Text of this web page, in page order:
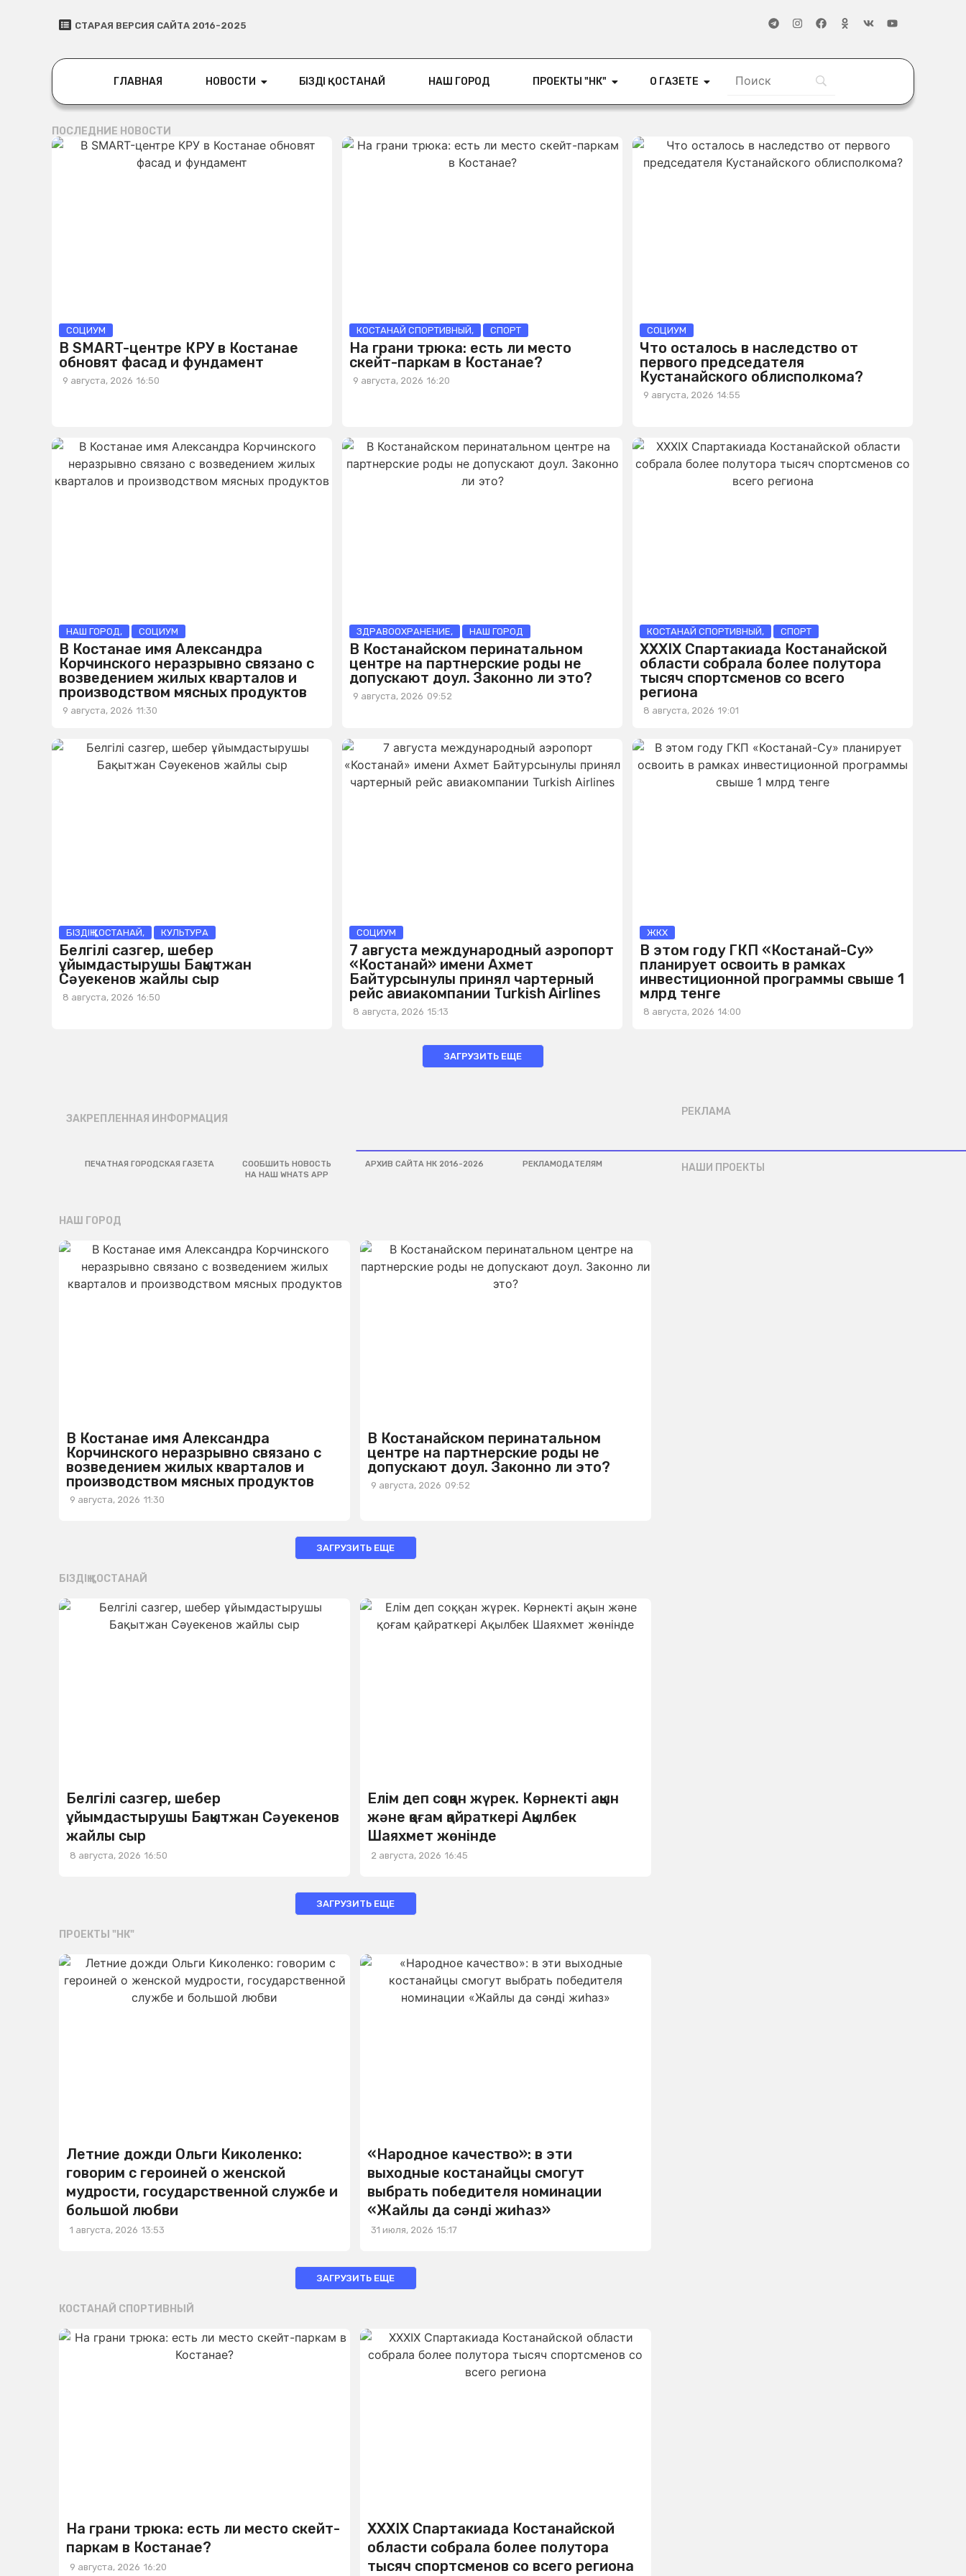
СТАРАЯ ВЕРСИЯ САЙТА 2016-2025
ГЛАВНАЯ НОВОСТИ БІЗДІҢ ҚОСТАНАЙ НАШ ГОРОД ПРОЕКТЫ "НК" О ГАЗЕТЕ
ПОСЛЕДНИЕ НОВОСТИ
СОЦИУМ
В SMART-центре КРУ в Костанае
обновят фасад и фундамент
9 августа, 2026 16:50
КОСТАНАЙ СПОРТИВНЫЙ, СПОРТ
На грани трюка: есть ли место
скейт-паркам в Костанае?
9 августа, 2026 16:20
СОЦИУМ
Что осталось в наследство от
первого председателя
Кустанайского облисполкома?
9 августа, 2026 14:55
НАШ ГОРОД, СОЦИУМ
В Костанае имя Александра
Корчинского неразрывно связано с
возведением жилых кварталов и
производством мясных продуктов
9 августа, 2026 11:30
ЗДРАВООХРАНЕНИЕ, НАШ ГОРОД
В Костанайском перинатальном
центре на партнерские роды не
допускают доул. Законно ли это?
9 августа, 2026 09:52
КОСТАНАЙ СПОРТИВНЫЙ, СПОРТ
XXXIX Спартакиада Костанайской
области собрала более полутора
тысяч спортсменов со всего
региона
8 августа, 2026 19:01
БІЗДІҢ ҚОСТАНАЙ, КУЛЬТУРА
Белгілі сазгер, шебер
ұйымдастырушы Бақытжан
Сәуекенов жайлы сыр
8 августа, 2026 16:50
СОЦИУМ
7 августа международный аэропорт
«Костанай» имени Ахмет
Байтурсынулы принял чартерный
рейс авиакомпании Turkish Airlines
8 августа, 2026 15:13
ЖКХ
В этом году ГКП «Костанай-Су»
планирует освоить в рамках
инвестиционной программы свыше 1
млрд тенге
8 августа, 2026 14:00
ЗАГРУЗИТЬ ЕЩЕ
ЗАКРЕПЛЕННАЯ ИНФОРМАЦИЯ
ПЕЧАТНАЯ ГОРОДСКАЯ ГАЗЕТА
СООБШИТЬ НОВОСТЬ
НА НАШ WHATS APP
АРХИВ САЙТА НК 2016-2026 РЕКЛАМОДАТЕЛЯМ
НАШ ГОРОД
В Костанае имя Александра
Корчинского неразрывно связано с
возведением жилых кварталов и
производством мясных продуктов
9 августа, 2026 11:30
В Костанайском перинатальном
центре на партнерские роды не
допускают доул. Законно ли это?
9 августа, 2026 09:52
ЗАГРУЗИТЬ ЕЩЕ
БІЗДІҢ ҚОСТАНАЙ
Белгілі сазгер, шебер
ұйымдастырушы Бақытжан Сәуекенов
жайлы сыр
8 августа, 2026 16:50
Елім деп соққан жүрек. Көрнекті ақын
және қоғам қайраткері Ақылбек
Шаяхмет жөнінде
2 августа, 2026 16:45
ЗАГРУЗИТЬ ЕЩЕ
ПРОЕКТЫ "НК"
Летние дожди Ольги Киколенко:
говорим с героиней о женской
мудрости, государственной службе и
большой любви
1 августа, 2026 13:53
«Народное качество»: в эти
выходные костанайцы смогут
выбрать победителя номинации
«Жайлы да сәнді жиһаз»
31 июля, 2026 15:17
ЗАГРУЗИТЬ ЕЩЕ
КОСТАНАЙ СПОРТИВНЫЙ
На грани трюка: есть ли место скейт-
паркам в Костанае?
9 августа, 2026 16:20
XXXIX Спартакиада Костанайской
области собрала более полутора
тысяч спортсменов со всего региона
РЕКЛАМА
НАШИ ПРОЕКТЫ